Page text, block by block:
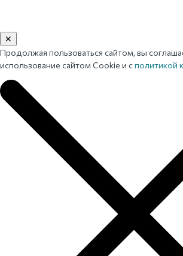
✕
Продолжая пользоваться сайтом, вы
использование сайтом Cookie и сполитикой